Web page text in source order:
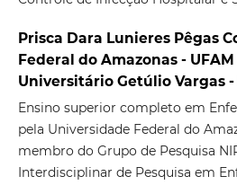
Prisca Dara Lunieres Pêgas
Federal do Amazonas -
Universitário Getúlio Vargas -
Ensino superior completo em
pela Universidade Federal do
membro do Grupo de Pesquisa
Interdisciplinar de Pesquisa em